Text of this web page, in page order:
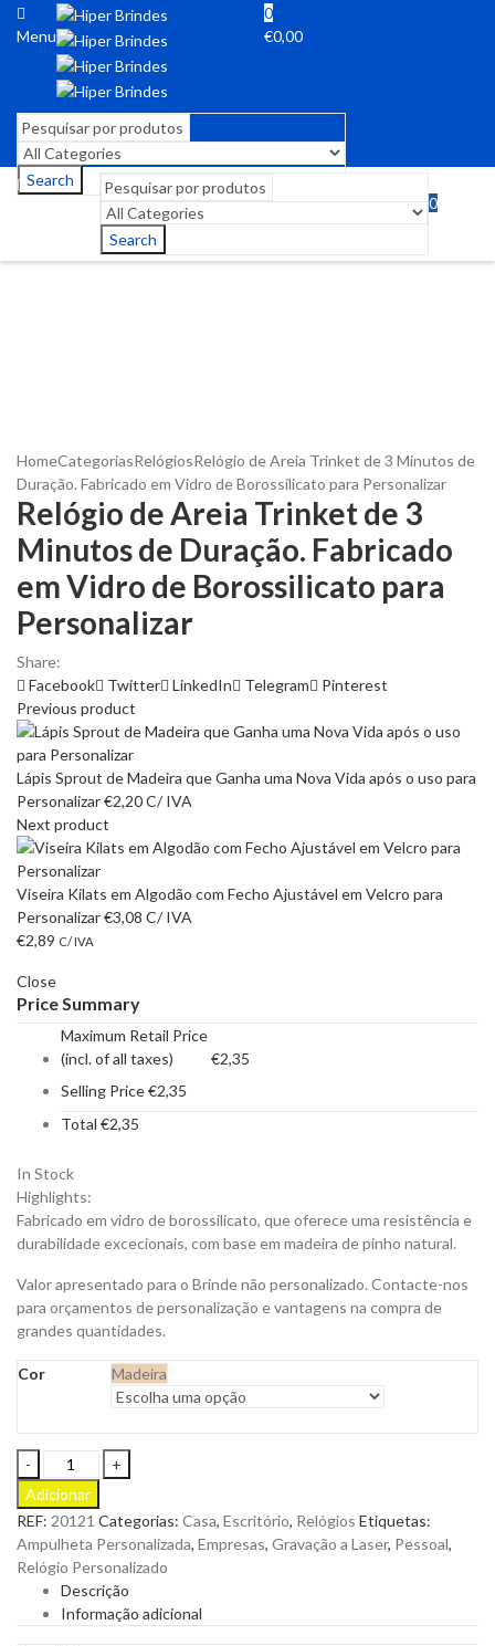
Menu
0
€0,00
Search
Search
0
HomeCategoriasRelógiosRelógio de Areia Trinket de 3 Minutos de
Duração. Fabricado em Vidro de Borossilicato para Personalizar
Relógio de Areia Trinket de 3
Minutos de Duração. Fabricado
em Vidro de Borossilicato para
Personalizar
Share:
Facebook
Twitter LinkedIn Telegram
Pinterest
Previous product
Lápis Sprout de Madeira que Ganha uma Nova Vida após o uso para
Personalizar€2,20C/ IVA
Next product
Viseira Kilats em Algodão com Fecho Ajustável em Velcro para
Personalizar€3,08 C/ IVA
€2,89 C/ IVA
Close
Price Summary
Maximum Retail Price
(incl. of all taxes)
€2,35
Selling Price€2,35
Total €2,35
In Stock
Highlights:
Fabricado em vidro de borossilicato, que oferece uma resistência e
durabilidade excecionais, com base em madeira de pinho natural.
Valor apresentado para o Brinde não personalizado. Contacte-nos
para orçamentos de personalização e vantagens na compra de
grandes quantidades.
Cor Madeira
Relógio
de
Areia
Trinket
de
3
Minutos
de
Adicionar
REF: 20121 Categorias: Casa, Escritório, Relógios Etiquetas:
Ampulheta Personalizada, Empresas, Gravação a Laser, Pessoal,
Relógio Personalizado
Descrição
Informação adicional